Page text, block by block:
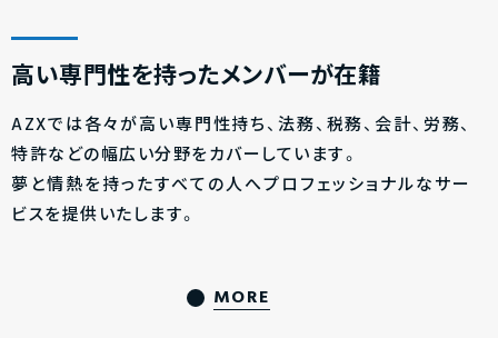
高い専門性を持ったメンバーが在籍
AZXでは各々が高い専門性持ち、法務、税務、会計、労務、
特許などの幅広い分野をカバーしています。
夢と情熱を持ったすべての人へプロフェッショナルなサー
ビスを提供いたします。
MORE